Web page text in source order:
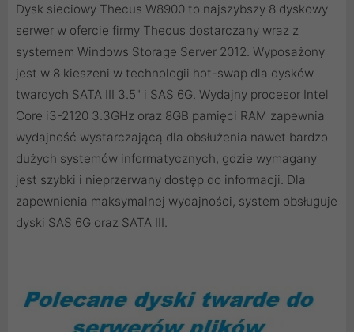
Dysk sieciowy Thecus W8900 to najszybszy 8 dyskowy
serwer w ofercie firmy Thecus dostarczany wraz z
systemem Windows Storage Server 2012. Wyposażony
jest w 8 kieszeni w technologii hot-swap dla dysków
twardych SATA III 3.5" i SAS 6G. Wydajny procesor Intel
Core i3-2120 3.3GHz oraz 8GB pamięci RAM zapewnia
wydajność wystarczającą dla obsłużenia nawet bardzo
dużych systemów informatycznych, gdzie wymagany
jest szybki i nieprzerwany dostęp do informacji. Dla
zapewnienia maksymalnej wydajności, system obsługuje
dyski SAS 6G oraz SATA III.